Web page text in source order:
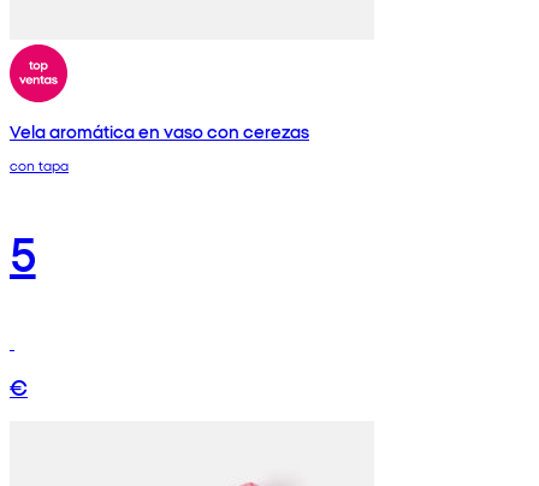
Vela aromática en vaso con cerezas
con tapa
5
€